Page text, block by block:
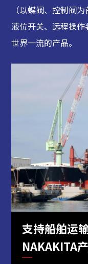
（以蝶阀、控制阀
液位开关、远程操
世界一流的产品。
支持船舶运
NAKAKITA